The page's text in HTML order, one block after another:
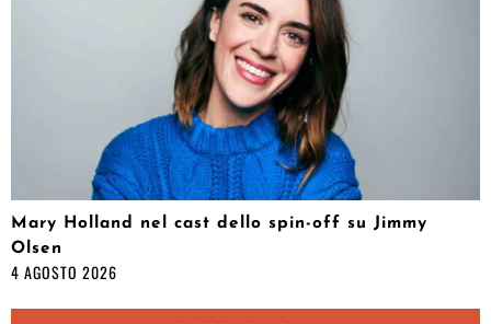
Mary Holland nel cast dello spin-off su Jimmy
Olsen
4 AGOSTO 2026